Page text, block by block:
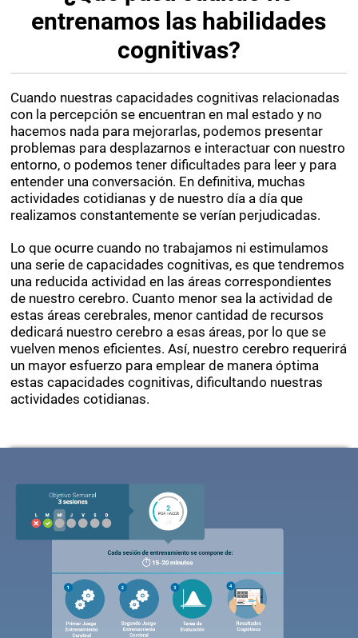
¿Qué pasa cuando no
entrenamos las habilidades
cognitivas?
Cuando nuestras capacidades cognitivas relacionadas
con la percepción se encuentran en mal estado y no
hacemos nada para mejorarlas, podemos presentar
problemas para desplazarnos e interactuar con nuestro
entorno, o podemos tener dificultades para leer y para
entender una conversación. En definitiva, muchas
actividades cotidianas y de nuestro día a día que
Lo que ocurre cuando no trabajamos ni estimulamos
una serie de capacidades cognitivas, es que tendremos
una reducida actividad en las áreas correspondientes
de nuestro cerebro. Cuanto menor sea la actividad de
estas áreas cerebrales, menor cantidad de recursos
dedicará nuestro cerebro a esas áreas, por lo que se
vuelven menos eficientes. Así, nuestro cerebro requerirá
un mayor esfuerzo para emplear de manera óptima
estas capacidades cognitivas, dificultando nuestras